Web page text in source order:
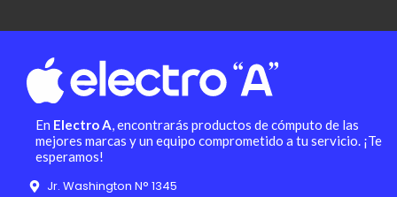
En Electro A, encontrarás productos de cómputo de las
mejores marcas y un equipo comprometido a tu servicio. ¡Te
esperamos!
Jr. Washington N° 1345